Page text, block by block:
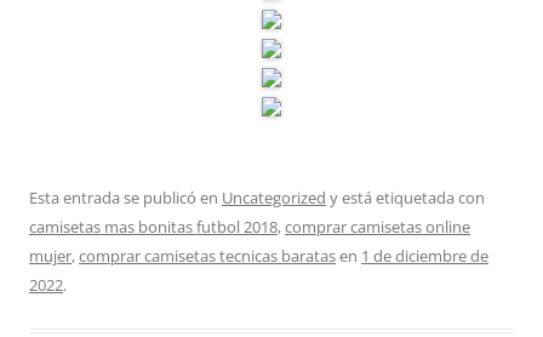
Esta entrada se publicó en Uncategorized y está etiquetada con
camisetas mas bonitas futbol 2018,comprar camisetas online
mujer,comprar camisetas tecnicas baratasen 1 de diciembre de
2022.